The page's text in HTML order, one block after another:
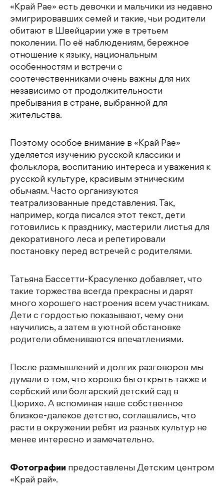
«Край Рае» есть девочки и мальчики из недавно
эмигрировавших семей и такие, чьи родители
обитают в Швейцарии уже в третьем
поколении. По её наблюдениям, бережное
отношение к языку, национальным
особенностям и встречи с
соотечественниками очень важны для них
независимо от продолжительности
пребывания в стране, выбранной для
жительства.
Поэтому особое внимание в «Край Рае»
уделяется изучению русской классики и
фольклора, воспитанию интереса и уважения к
русской культуре, красивым этническим
обычаям. Часто организуются
театрализованные представления. Так,
например, когда писался этот текст, дети
готовились к празднику, мастерили листья для
декоративного леса и репетировали
постановку перед встречей с родителями.
Татьяна Бассетти-Красуленко добавляет, что
такие торжества всегда прекрасны и дарят
много хорошего настроения всем участникам.
Дети с гордостью показывают, чему они
научились, а затем в уютной обстановке
родители обмениваются впечатлениями.
После размышлений и долгих разговоров мы
думали о том, что хорошо бы открыть также и
сербский или болгарский детский сад в
Цюрихе. А вспоминая наше собственное
близкое-далекое детство, соглашались, что
расти в окружении ребят из разных культур не
менее интересно и замечательно.
Фотографии предоставлены Детским центром
«Край рай».